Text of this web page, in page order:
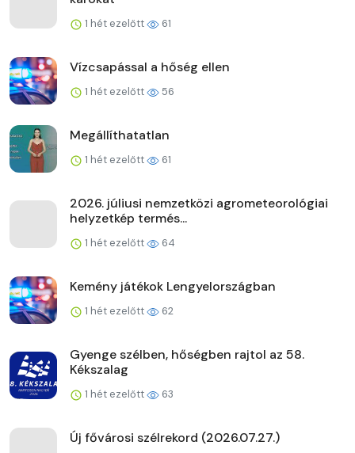
1 hét ezelőtt 61
Vízcsapással a hőség ellen
1 hét ezelőtt 56
Megállíthatatlan
1 hét ezelőtt 61
2026. júliusi nemzetközi agrometeorológiai
helyzetkép termés...
1 hét ezelőtt 64
Kemény játékok Lengyelországban
1 hét ezelőtt 62
Gyenge szélben, hőségben rajtol az 58.
Kékszalag
1 hét ezelőtt 63
Új fővárosi szélrekord (2026.07.27.)